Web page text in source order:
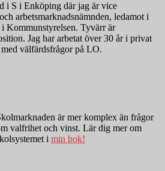
i S i Enköping där jag är vice
arbetsmarknadsnämnden, ledamot i
Kommunstyrelsen. Tyvärr är
Jag har arbetat över 30 år i privat
välfärdsfrågor på LO.
är mer komplex än frågor
valfrihet och vinst. Lär dig mer om
i min bok!